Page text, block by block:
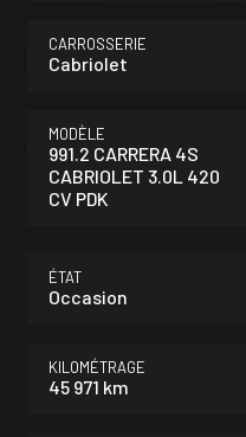
CARROSSERIE
Cabriolet
MODÈLE
991.2 CARRERA 4S
CABRIOLET 3.0L 420
CV PDK
ÉTAT
Occasion
KILOMÉTRAGE
45 971 km